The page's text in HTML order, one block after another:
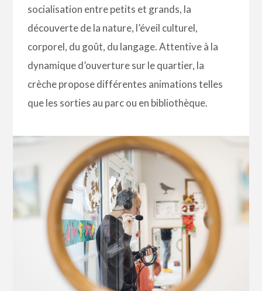
socialisation entre petits et grands, la
découverte de la nature, l’éveil culturel,
corporel, du goût, du langage. Attentive à la
dynamique d’ouverture sur le quartier, la
crèche propose différentes animations telles
que les sorties au parc ou en bibliothèque.